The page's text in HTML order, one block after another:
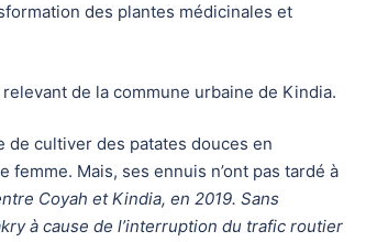
des plantes médicinales et
de la commune urbaine de Kindia.
de cultiver des patates douces en
femme. Mais, ses ennuis n’ont pas tardé à
Coyah et Kindia, en 2019. Sans
à cause de l’interruption du trafic routier